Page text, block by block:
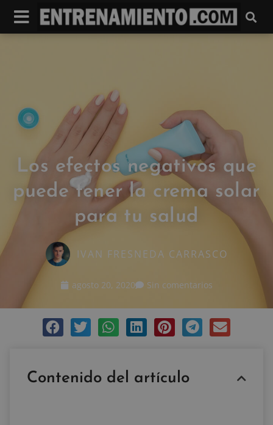
Los efectos negativos que
puede tener la crema solar
para tu salud
IVAN FRESNEDA CARRASCO
agosto 20, 2020 Sin comentarios
Contenido del artículo